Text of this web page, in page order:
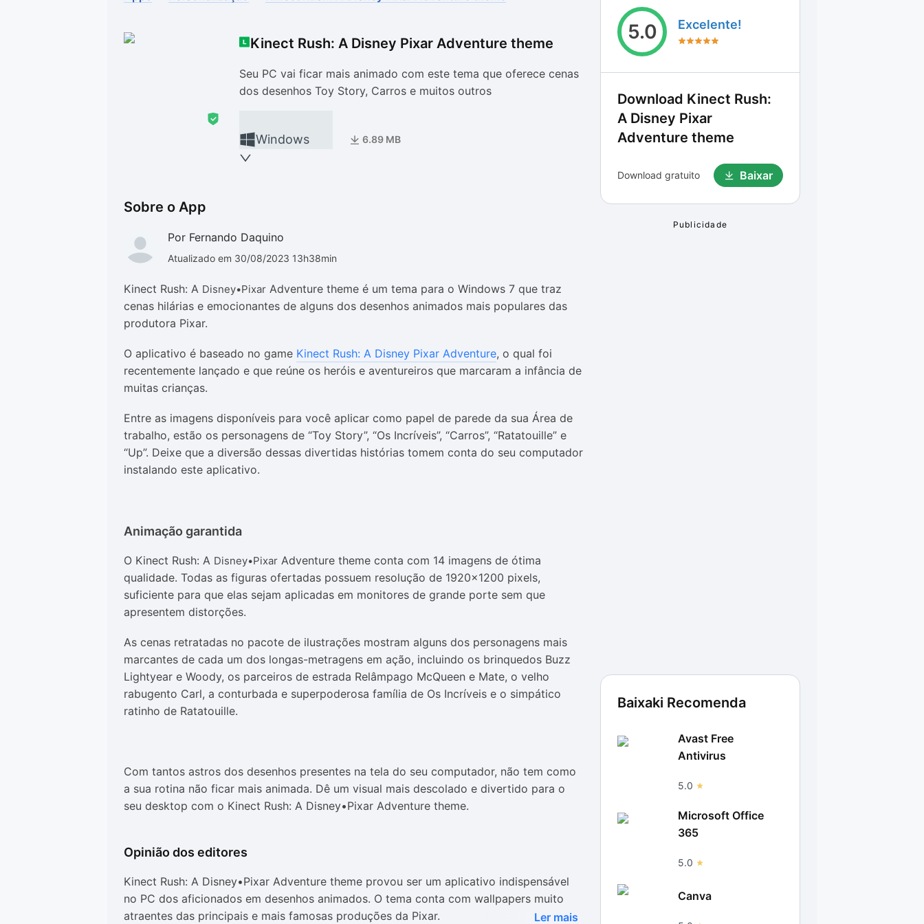
Kinect Rush: A Disney Pixar Adventure theme
Seu PC vai ficar mais animado com este tema que oferece cenas
dos desenhos Toy Story, Carros e muitos outros
Windows 6.89 MB
Sobre o App
Por Fernando Daquino
Atualizado em 30/08/2023 13h38min
Kinect Rush: A Disney•Pixar Adventure theme é um tema para o Windows 7 que traz
cenas hilárias e emocionantes de alguns dos desenhos animados mais populares das
produtora Pixar.
O aplicativo é baseado no game Kinect Rush: A Disney Pixar Adventure, o qual foi
recentemente lançado e que reúne os heróis e aventureiros que marcaram a infância de
muitas crianças.
Entre as imagens disponíveis para você aplicar como papel de parede da sua Área de
trabalho, estão os personagens de “Toy Story”, “Os Incríveis”, “Carros”, “Ratatouille” e
“Up”. Deixe que a diversão dessas divertidas histórias tomem conta do seu computador
instalando este aplicativo.
Animação garantida
O Kinect Rush: A Disney•Pixar Adventure theme conta com 14 imagens de ótima
qualidade. Todas as figuras ofertadas possuem resolução de 1920x1200 pixels,
suficiente para que elas sejam aplicadas em monitores de grande porte sem que
apresentem distorções.
As cenas retratadas no pacote de ilustrações mostram alguns dos personagens mais
marcantes de cada um dos longas-metragens em ação, incluindo os brinquedos Buzz
Lightyear e Woody, os parceiros de estrada Relâmpago McQueen e Mate, o velho
rabugento Carl, a conturbada e superpoderosa família de Os Incríveis e o simpático
ratinho de Ratatouille.
Com tantos astros dos desenhos presentes na tela do seu computador, não tem como
a sua rotina não ficar mais animada. Dê um visual mais descolado e divertido para o
seu desktop com o Kinect Rush: A Disney•Pixar Adventure theme.
Opinião dos editores
Kinect Rush: A Disney•Pixar Adventure theme provou ser um aplicativo indispensável
no PC dos aficionados em desenhos animados. O tema conta com wallpapers muito
atraentes das principais e mais famosas produções da Pixar.
Ler mais
5.0 Excelente!
Download Kinect Rush:
A Disney Pixar
Adventure theme
Download gratuito Baixar
Baixaki Recomenda
Avast Free
Antivirus
5.0
Microsoft Office
365
5.0
Canva